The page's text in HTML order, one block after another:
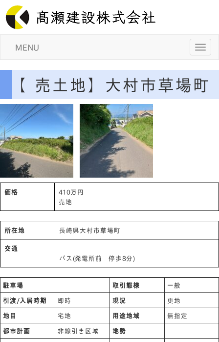
MENU
【売土地】大村市草場町
価格
410万円
売地
所在地 長崎県大村市草場町
交通
バス(発電所前 停歩8分)
駐車場 取引態様 一般
引渡/入居時期 即時 現況 更地
地目 宅地 用途地域 無指定
都市計画 非線引き区域 地勢